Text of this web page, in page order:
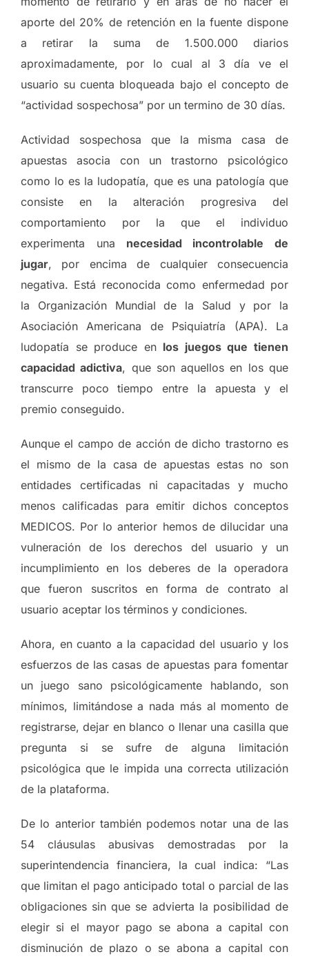
aporte del 20% de retención en la fuente dispone
a retirar la suma de 1.500.000 diarios
aproximadamente, por lo cual al 3 día ve el
usuario su cuenta bloqueada bajo el concepto de
“actividad sospechosa” por un termino de 30 días.
Actividad sospechosa que la misma casa de
apuestas asocia con un trastorno psicológico
como lo es la ludopatía, que es una patología que
consiste en la alteración progresiva del
comportamiento por la que el individuo
experimenta una necesidad incontrolable de
jugar, por encima de cualquier consecuencia
negativa. Está reconocida como enfermedad por
la Organización Mundial de la Salud y por la
Asociación Americana de Psiquiatría (APA). La
ludopatía se produce en los juegos que tienen
capacidad adictiva, que son aquellos en los que
transcurre poco tiempo entre la apuesta y el
premio conseguido.
Aunque el campo de acción de dicho trastorno es
el mismo de la casa de apuestas estas no son
entidades certificadas ni capacitadas y mucho
menos calificadas para emitir dichos conceptos
MEDICOS. Por lo anterior hemos de dilucidar una
vulneración de los derechos del usuario y un
incumplimiento en los deberes de la operadora
que fueron suscritos en forma de contrato al
usuario aceptar los términos y condiciones.
Ahora, en cuanto a la capacidad del usuario y los
esfuerzos de las casas de apuestas para fomentar
un juego sano psicológicamente hablando, son
mínimos, limitándose a nada más al momento de
registrarse, dejar en blanco o llenar una casilla que
pregunta si se sufre de alguna limitación
psicológica que le impida una correcta utilización
de la plataforma.
De lo anterior también podemos notar una de las
54 cláusulas abusivas demostradas por la
superintendencia financiera, la cual indica: “Las
que limitan el pago anticipado total o parcial de las
obligaciones sin que se advierta la posibilidad de
elegir si el mayor pago se abona a capital con
disminución de plazo o se abona a capital con